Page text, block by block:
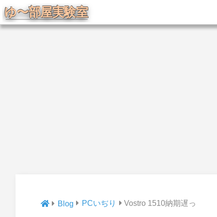
Blog PCいぢり Vostro 1510納期遅っ